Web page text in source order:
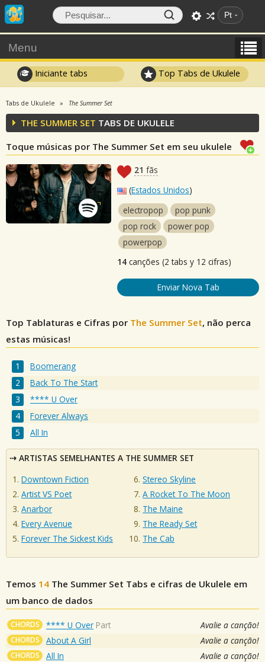
Pt
Menu
Iniciante tabs Top Tabs de Ukulele
Tabs de Ukulele The Summer Set
THE SUMMER SET TABS DE UKULELE
Toque músicas por The Summer Set em seu ukulele
21 fãs
(Estados Unidos)
electropop
pop punk
pop rock
power pop
powerpop
14 canções (2 tabs y 12 cifras)
Enviar Nova Tab
Top Tablaturas e Cifras por The Summer Set, não perca
estas músicas!
Boomerang
Back To The Start
**** U Over
Forever Always
All In
ARTISTAS SEMELHANTES A THE SUMMER SET
Downtown Fiction
Artist VS Poet
Anarbor
Every Avenue
Forever The Sickest Kids
Stereo Skyline
A Rocket To The Moon
The Maine
The Ready Set
The Cab
Temos 14 The Summer Set Tabs e cifras de Ukulele em
um banco de dados
CHORDS **** U Over Part Avalie a canção!
CHORDS About A Girl Avalie a canção!
CHORDS All In Avalie a canção!